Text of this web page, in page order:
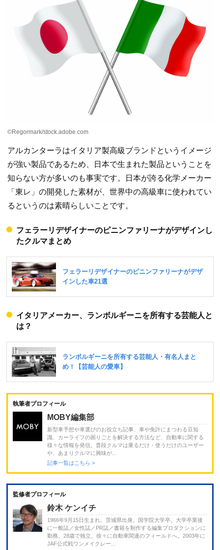
©Regormark/stock.adobe.com
アルカンターラはイタリア製高級ブランドというイメージ
が強い製品であるため、日本で生まれた製品ということを
知らない方が多いのも事実です。日本が誇る化学メーカー
「東レ」の開発した素材が、世界中の高級車に使われてい
るというのは素晴らしいことです。
フェラーリデザイナーのピニンファリーナがデザインし
たクルマまとめ
イタリアメーカー、ランボルギーニを所有する芸能人と
は？
執筆者プロフィール
MOBY編集部
新型車予想や車選びのお役立ち記事、車や免許にまつわる豆知
識、カーライフの困りごとを解決する方法など、自動車に関する
様々な情報を発信。普段クルマは乗るだけ・使うだけのユーザー
や、あまりクルマに興味が...
記事一覧はこちら >
監修者プロフィール
鈴木 ケンイチ
1966年9月15日生まれ。茨城県出身。国学院大学卒。大学卒業後
に一般誌／女性誌／PR誌／書籍を制作する編集プロダクションに
勤務。28歳で独立。徐々に自動車関連のフィールドへ。2003年に
JAF公式戦ワンメイクレー...